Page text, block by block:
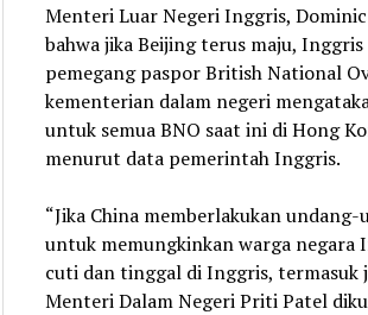
Menteri Luar Negeri Inggris,
bahwa jika Beijing terus maju,
pemegang paspor British National
kementerian dalam negeri
untuk semua BNO saat ini di Hong
menurut data pemerintah Inggris.
“Jika China memberlakukan
untuk memungkinkan warga negara
cuti dan tinggal di Inggris, termasuk
Menteri Dalam Negeri Priti Patel